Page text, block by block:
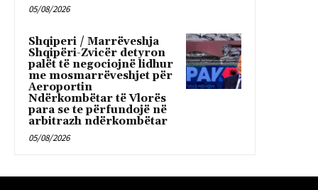
05/08/2026
Shqiperi / Marrëveshja
Shqipëri-Zvicër detyron
palët të negociojnë lidhur
me mosmarrëveshjet për
Aeroportin
Ndërkombëtar të Vlorës
para se te përfundojë në
arbitrazh ndërkombëtar
05/08/2026